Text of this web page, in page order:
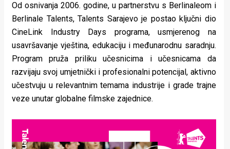
Od osnivanja 2006. godine, u partnerstvu s Berlinaleom i
Berlinale Talents, Talents Sarajevo je postao ključni dio
CineLink Industry Days programa, usmjerenog na
usavršavanje vještina, edukaciju i međunarodnu saradnju.
Program pruža priliku učesnicima i učesnicama da
razvijaju svoj umjetnički i profesionalni potencijal, aktivno
učestvuju u relevantnim temama industrije i grade trajne
veze unutar globalne filmske zajednice.